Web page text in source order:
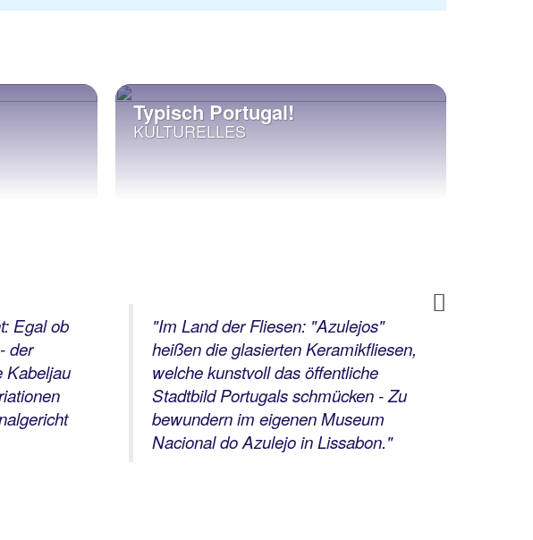
Egal ob
der
Kabeljau
Typisch Portugal!
KULTURELLES
"Im Land der Fliesen: "Azulejos"
heißen die glasierten Keramikfliesen,
welche kunstvoll das öffentliche
Stadtbild Portugals schmücken - Zu
bewundern im eigenen Museum
Nacional do Azulejo in Lissabon."